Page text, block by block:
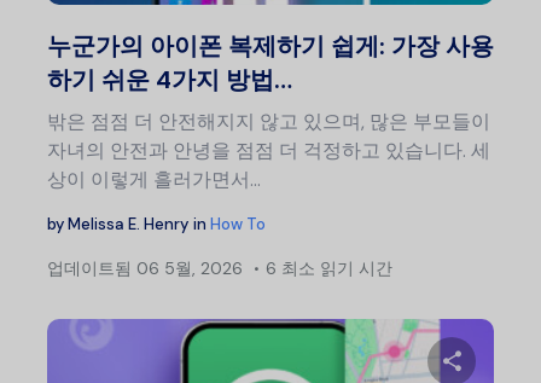
누군가의 아이폰 복제하기 쉽게: 가장 사용
하기 쉬운 4가지 방법…
밖은 점점 더 안전해지지 않고 있으며, 많은 부모들이
자녀의 안전과 안녕을 점점 더 걱정하고 있습니다. 세
상이 이렇게 흘러가면서…
byMelissa E. Henry in How To
업데이트됨 06 5월, 2026 6 최소 읽기 시간